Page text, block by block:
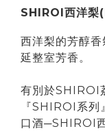
SHIROI西洋
西洋梨的芳醇
延整室芳香。
有別於SHIROI
『SHIROI系列
口酒─SHIROI